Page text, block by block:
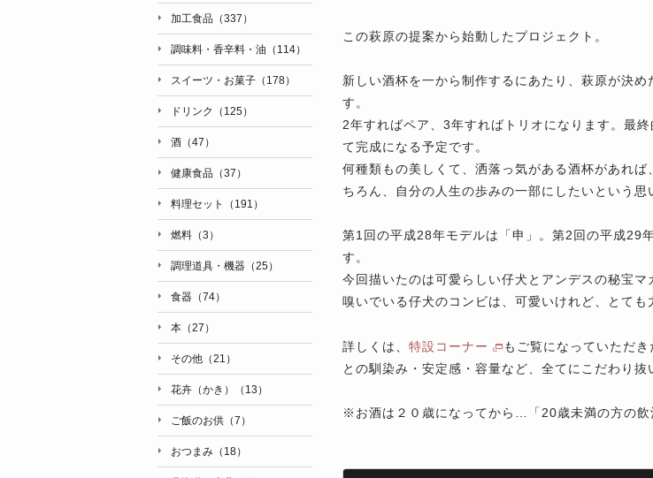
この萩原の提案から始動したプロジェクト。
新しい酒杯を一から制作するにあたり、萩原が決
す。
2年すればペア、3年すればトリオになります。最
て完成になる予定です。
何種類もの美しくて、洒落っ気がある酒杯があれ
ちろん、自分の人生の歩みの一部にしたいという思
第1回の平成28年モデルは「申」。第2回の平成29
す。
今回描いたのは可愛らしい仔犬とアンデスの秘宝
嗅いでいる仔犬のコンビは、可愛いけれど、とても
詳しくは、 特設コーナー
もご覧になっていただ
との馴染み・安定感・容量など、全てにこだわり抜
※お酒は２０歳になってから…「20歳未満の方の飲
加工食品（337）
調味料・香辛料・油（114）
スイーツ・お菓子（178）
ドリンク（125）
酒（47）
健康食品（37）
料理セット（191）
燃料（3）
調理道具・機器（25）
食器（74）
本（27）
その他（21）
花卉（かき）（13）
ご飯のお供（7）
おつまみ（18）